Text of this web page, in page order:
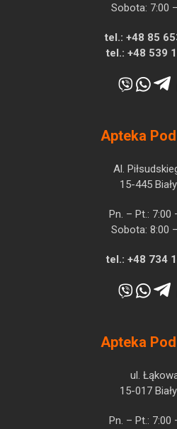
Sobota: 7:00
tel.: +48 85
tel.: +48 539
Apteka
Al.
15-445
Pn. – Pt.: 7:00
Sobota: 8:00
tel.: +48 734
Apteka
ul.
15-017
Pn. – Pt.: 7:00